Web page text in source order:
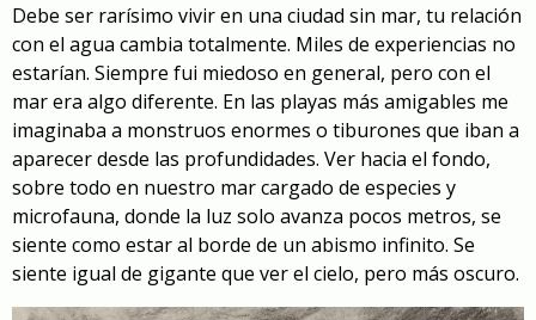
Debe ser rarísimo vivir en una ciudad sin mar, tu relación
con el agua cambia totalmente. Miles de experiencias no
estarían. Siempre fui miedoso en general, pero con el
mar era algo diferente. En las playas más amigables me
imaginaba a monstruos enormes o tiburones que iban a
aparecer desde las profundidades. Ver hacia el fondo,
sobre todo en nuestro mar cargado de especies y
microfauna, donde la luz solo avanza pocos metros, se
siente como estar al borde de un abismo infinito. Se
siente igual de gigante que ver el cielo, pero más oscuro.